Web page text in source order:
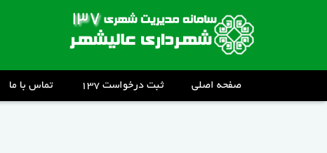
صفحه اصلی ثبت درخواست ۱۳۷ تماس با ما